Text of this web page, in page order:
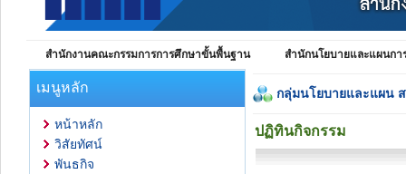
สำนักงานคณะกรรมการการศึกษาขั้นพื้นฐาน สำนักนโยบายและแผนก
เมนูหลัก
หน้าหลัก
วิสัยทัศน์
พันธกิจ
กลุ่มนโยบายและแผน
ปฏิทินกิจกรรม